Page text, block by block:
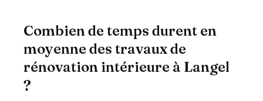
Combien de temps durent en
moyenne des travaux de
rénovation intérieure à Langel
?